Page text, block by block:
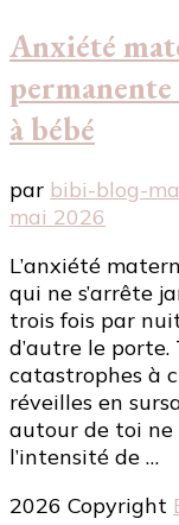
Anxiété
à bébé
par bibi-blog-
mai 2026
L’anxiété
qui ne s’arrête
trois fois par
d’autre le porte.
catastrophes à
réveilles en
autour de toi ne
l’intensité de …
2026 Copyright